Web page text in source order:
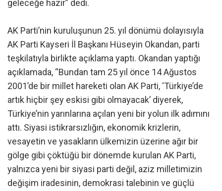
geleceğe hazır” dedi.
AK Parti’nin kuruluşunun 25. yıl dönümü dolayısıyla
AK Parti Kayseri İl Başkanı Hüseyin Okandan, parti
teşkilatıyla birlikte açıklama yaptı. Okandan yaptığı
açıklamada, “Bundan tam 25 yıl önce 14 Ağustos
2001’de bir millet hareketi olan AK Parti, ‘Türkiye’de
artık hiçbir şey eskisi gibi olmayacak’ diyerek,
Türkiye’nin yarınlarına açılan yeni bir yolun ilk adımını
attı. Siyasi istikrarsızlığın, ekonomik krizlerin,
vesayetin ve yasakların ülkemizin üzerine ağır bir
gölge gibi çöktüğü bir dönemde kurulan AK Parti,
yalnızca yeni bir siyasi parti değil, aziz milletimizin
değişim iradesinin, demokrasi talebinin ve güçlü